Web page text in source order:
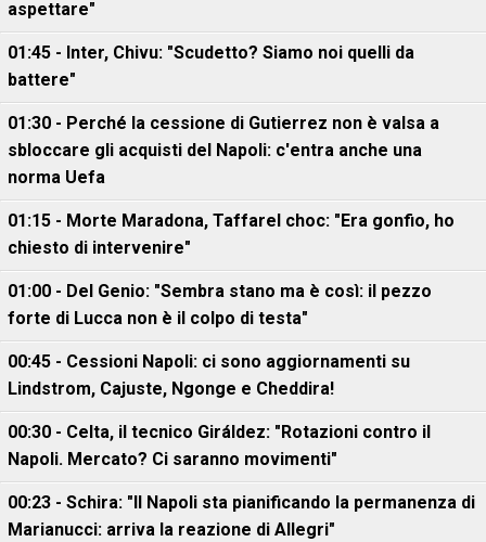
aspettare"
01:45 - Inter, Chivu: "Scudetto? Siamo noi quelli da
battere"
01:30 - Perché la cessione di Gutierrez non è valsa a
sbloccare gli acquisti del Napoli: c'entra anche una
norma Uefa
01:15 - Morte Maradona, Taffarel choc: "Era gonfio, ho
chiesto di intervenire"
01:00 - Del Genio: "Sembra stano ma è così: il pezzo
forte di Lucca non è il colpo di testa"
00:45 - Cessioni Napoli: ci sono aggiornamenti su
Lindstrom, Cajuste, Ngonge e Cheddira!
00:30 - Celta, il tecnico Giráldez: "Rotazioni contro il
Napoli. Mercato? Ci saranno movimenti"
00:23 - Schira: "Il Napoli sta pianificando la permanenza di
Marianucci: arriva la reazione di Allegri"